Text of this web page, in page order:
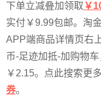
下单立减叠加领取 ￥
实付￥9.99包邮。淘
APP端商品详情页右
币-足迹加抵-加购物
￥2.15。点此搜索更多
券。